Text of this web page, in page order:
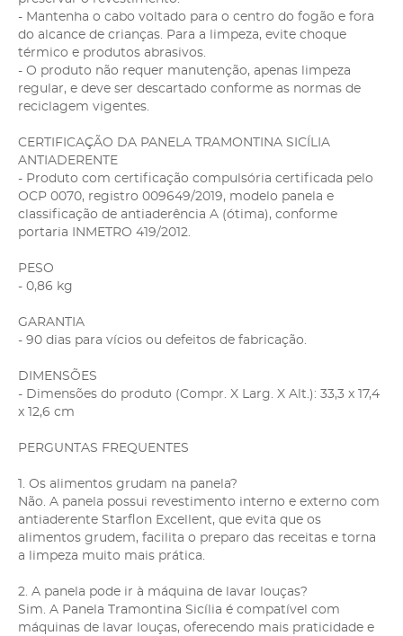
- Mantenha o cabo voltado para o centro do fogão e fora
do alcance de crianças. Para a limpeza, evite choque
térmico e produtos abrasivos.
- O produto não requer manutenção, apenas limpeza
regular, e deve ser descartado conforme as normas de
reciclagem vigentes.
CERTIFICAÇÃO DA PANELA TRAMONTINA SICÍLIA
ANTIADERENTE
- Produto com certificação compulsória certificada pelo
OCP 0070, registro 009649/2019, modelo panela e
classificação de antiaderência A (ótima), conforme
portaria INMETRO 419/2012.
PESO
- 0,86 kg
GARANTIA
- 90 dias para vícios ou defeitos de fabricação.
DIMENSÕES
- Dimensões do produto (Compr. X Larg. X Alt.): 33,3 x 17,4
x 12,6 cm
PERGUNTAS FREQUENTES
1. Os alimentos grudam na panela?
Não. A panela possui revestimento interno e externo com
antiaderente Starflon Excellent, que evita que os
alimentos grudem, facilita o preparo das receitas e torna
a limpeza muito mais prática.
2. A panela pode ir à máquina de lavar louças?
Sim. A Panela Tramontina Sicília é compatível com
máquinas de lavar louças, oferecendo mais praticidade e